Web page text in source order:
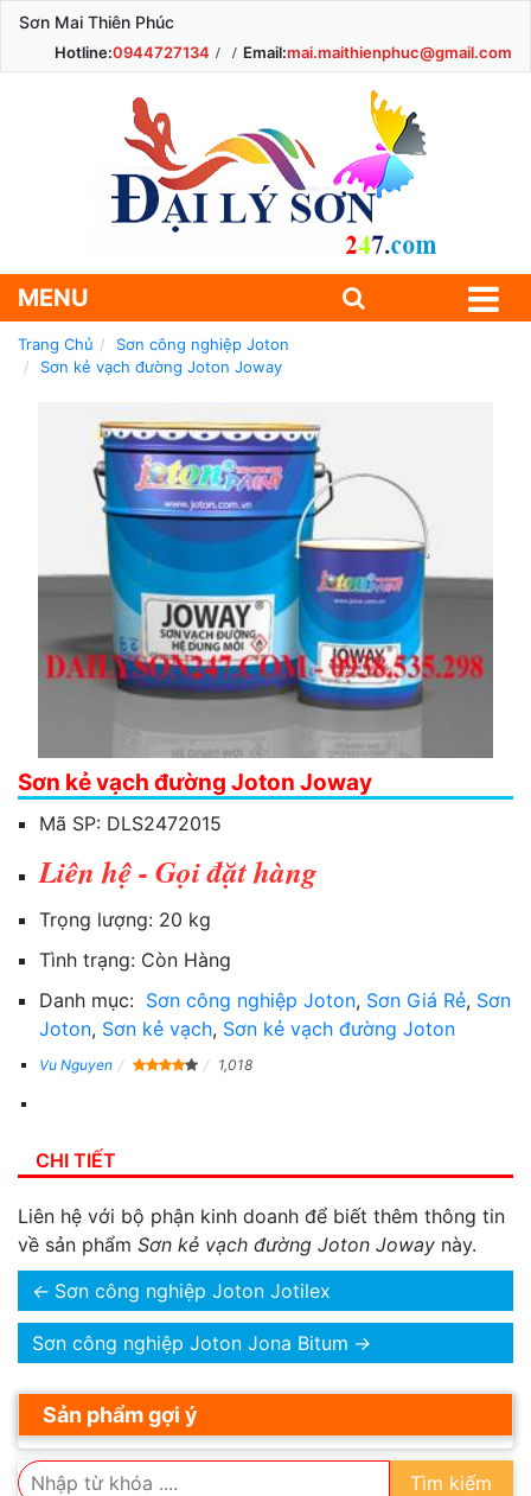
Sơn Mai Thiên Phúc
Hotline:0944727134 Email:mai.maithienphuc@gmail.com
MENU
Trang Chủ
Sơn công nghiệp Joton
Sơn kẻ vạch đường Joton Joway
Sơn kẻ vạch đường Joton Joway
Mã SP: DLS2472015
Liên hệ - Gọi đặt hàng
Trọng lượng: 20 kg
Tình trạng: Còn Hàng
Danh mục: Sơn công nghiệp Joton, Sơn Giá Rẻ, Sơn
Joton, Sơn kẻ vạch, Sơn kẻ vạch đường Joton
Vu Nguyen 1,018
CHI TIẾT
Liên hệ với bộ phận kinh doanh để biết thêm thông tin
về sản phẩm Sơn kẻ vạch đường Joton Joway này.
← Sơn công nghiệp Joton Jotilex
Sơn công nghiệp Joton Jona Bitum →
Sản phẩm gợi ý
Tìm kiếm